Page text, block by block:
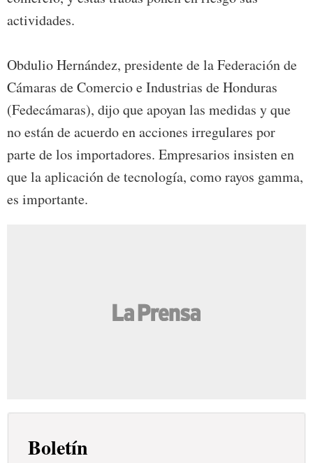
actividades.
Obdulio Hernández, presidente de la Federación de
Cámaras de Comercio e Industrias de Honduras
(Fedecámaras), dijo que apoyan las medidas y que
no están de acuerdo en acciones irregulares por
parte de los importadores. Empresarios insisten en
que la aplicación de tecnología, como rayos gamma,
es importante.
Boletín